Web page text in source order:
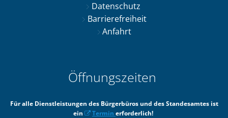
Datenschutz
Barrierefreiheit
Anfahrt
Öffnungszeiten
Für alle Dienstleistungen des Bürgerbüros und des Standesamtes ist
ein
Termin erforderlich!